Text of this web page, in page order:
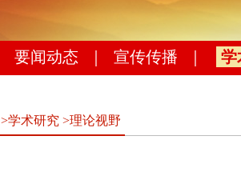
要闻动态 宣传传播 学
>学术研究 >理论视野